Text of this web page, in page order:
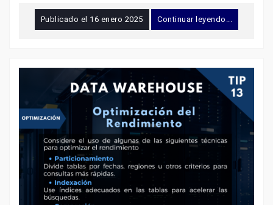
Publicado el 16 enero 2025 Continuar leyendo...